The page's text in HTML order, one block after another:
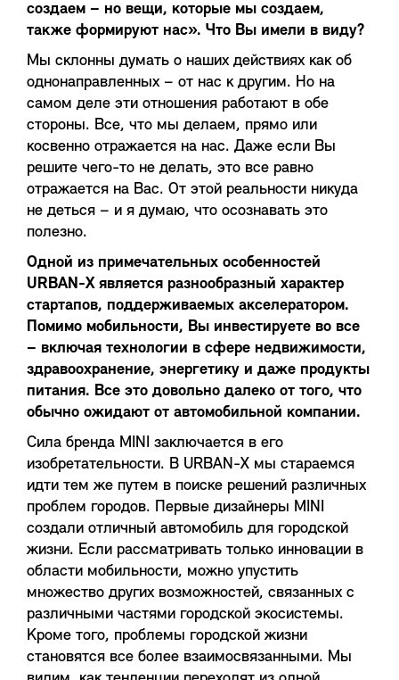
создаем – но вещи, которые мы создаем,
также формируют нас». Что Вы имели в виду?
Мы склонны думать о наших действиях как об
однонаправленных – от нас к другим. Но на
самом деле эти отношения работают в обе
стороны. Все, что мы делаем, прямо или
косвенно отражается на нас. Даже если Вы
решите чего-то не делать, это все равно
отражается на Вас. От этой реальности никуда
не деться – и я думаю, что осознавать это
полезно.
Одной из примечательных особенностей
URBAN-X является разнообразный характер
стартапов, поддерживаемых акселератором.
Помимо мобильности, Вы инвестируете во все
– включая технологии в сфере недвижимости,
здравоохранение, энергетику и даже продукты
питания. Все это довольно далеко от того, что
обычно ожидают от автомобильной компании.
Сила бренда MINI заключается в его
изобретательности. В URBAN-X мы стараемся
идти тем же путем в поиске решений различных
проблем городов. Первые дизайнеры MINI
создали отличный автомобиль для городской
жизни. Если рассматривать только инновации в
области мобильности, можно упустить
множество других возможностей, связанных с
различными частями городской экосистемы.
Кроме того, проблемы городской жизни
становятся все более взаимосвязанными. Мы